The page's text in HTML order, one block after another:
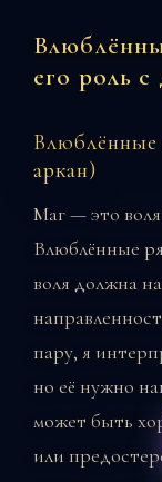
его роль
аркан)
Маг — это
Влюблённые
воля должна
пару, я
но её нужно
может быть
или